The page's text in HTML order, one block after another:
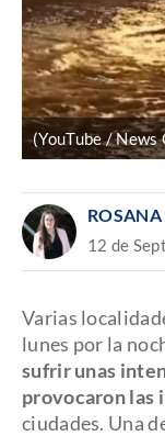
(YouTube /
12 de
Varias
lunes por la
sufrir unas
provocaron las
ciudades. Una